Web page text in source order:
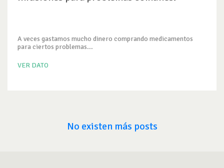
A veces gastamos mucho dinero comprando medicamentos
para ciertos problemas...
VER DATO
No existen más posts